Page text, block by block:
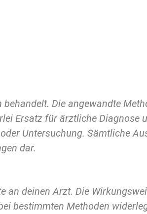
Die angewandte
Ersatz für ärztliche Diagnose
Untersuchung. Sämtliche
dar.
deinen Arzt. Die
bestimmten Methoden